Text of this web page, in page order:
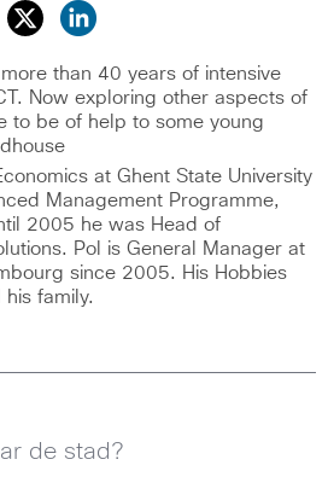
than 40 years of intensive
Now exploring other aspects of
to be of help to some young
at Ghent State University
Management Programme,
2005 he was Head of
Pol is General Manager at
since 2005. His Hobbies
family.
de stad?